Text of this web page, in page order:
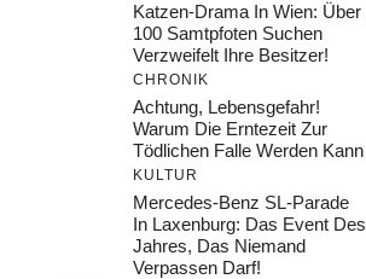
Katzen-Drama In Wien: Über
100 Samtpfoten Suchen
Verzweifelt Ihre Besitzer!
CHRONIK
Achtung, Lebensgefahr!
Warum Die Erntezeit Zur
Tödlichen Falle Werden Kann
KULTUR
Mercedes-Benz SL-Parade
In Laxenburg: Das Event Des
Jahres, Das Niemand
Verpassen Darf!